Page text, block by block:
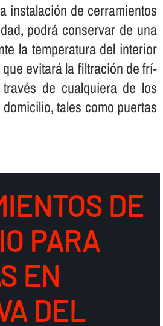
instalación de cerramientos
podrá conservar de una
la temperatura del interior
evitará la filtración de frí­
de cualquiera de los
tales como puertas
DE
PARA
EN
DEL